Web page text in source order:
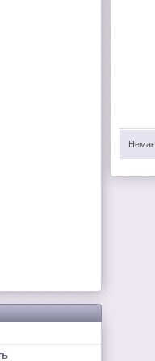
Немає